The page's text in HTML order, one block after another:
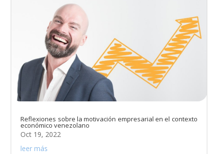
Reflexiones sobre la motivación empresarial en el contexto
económico venezolano
Oct 19, 2022
leer más